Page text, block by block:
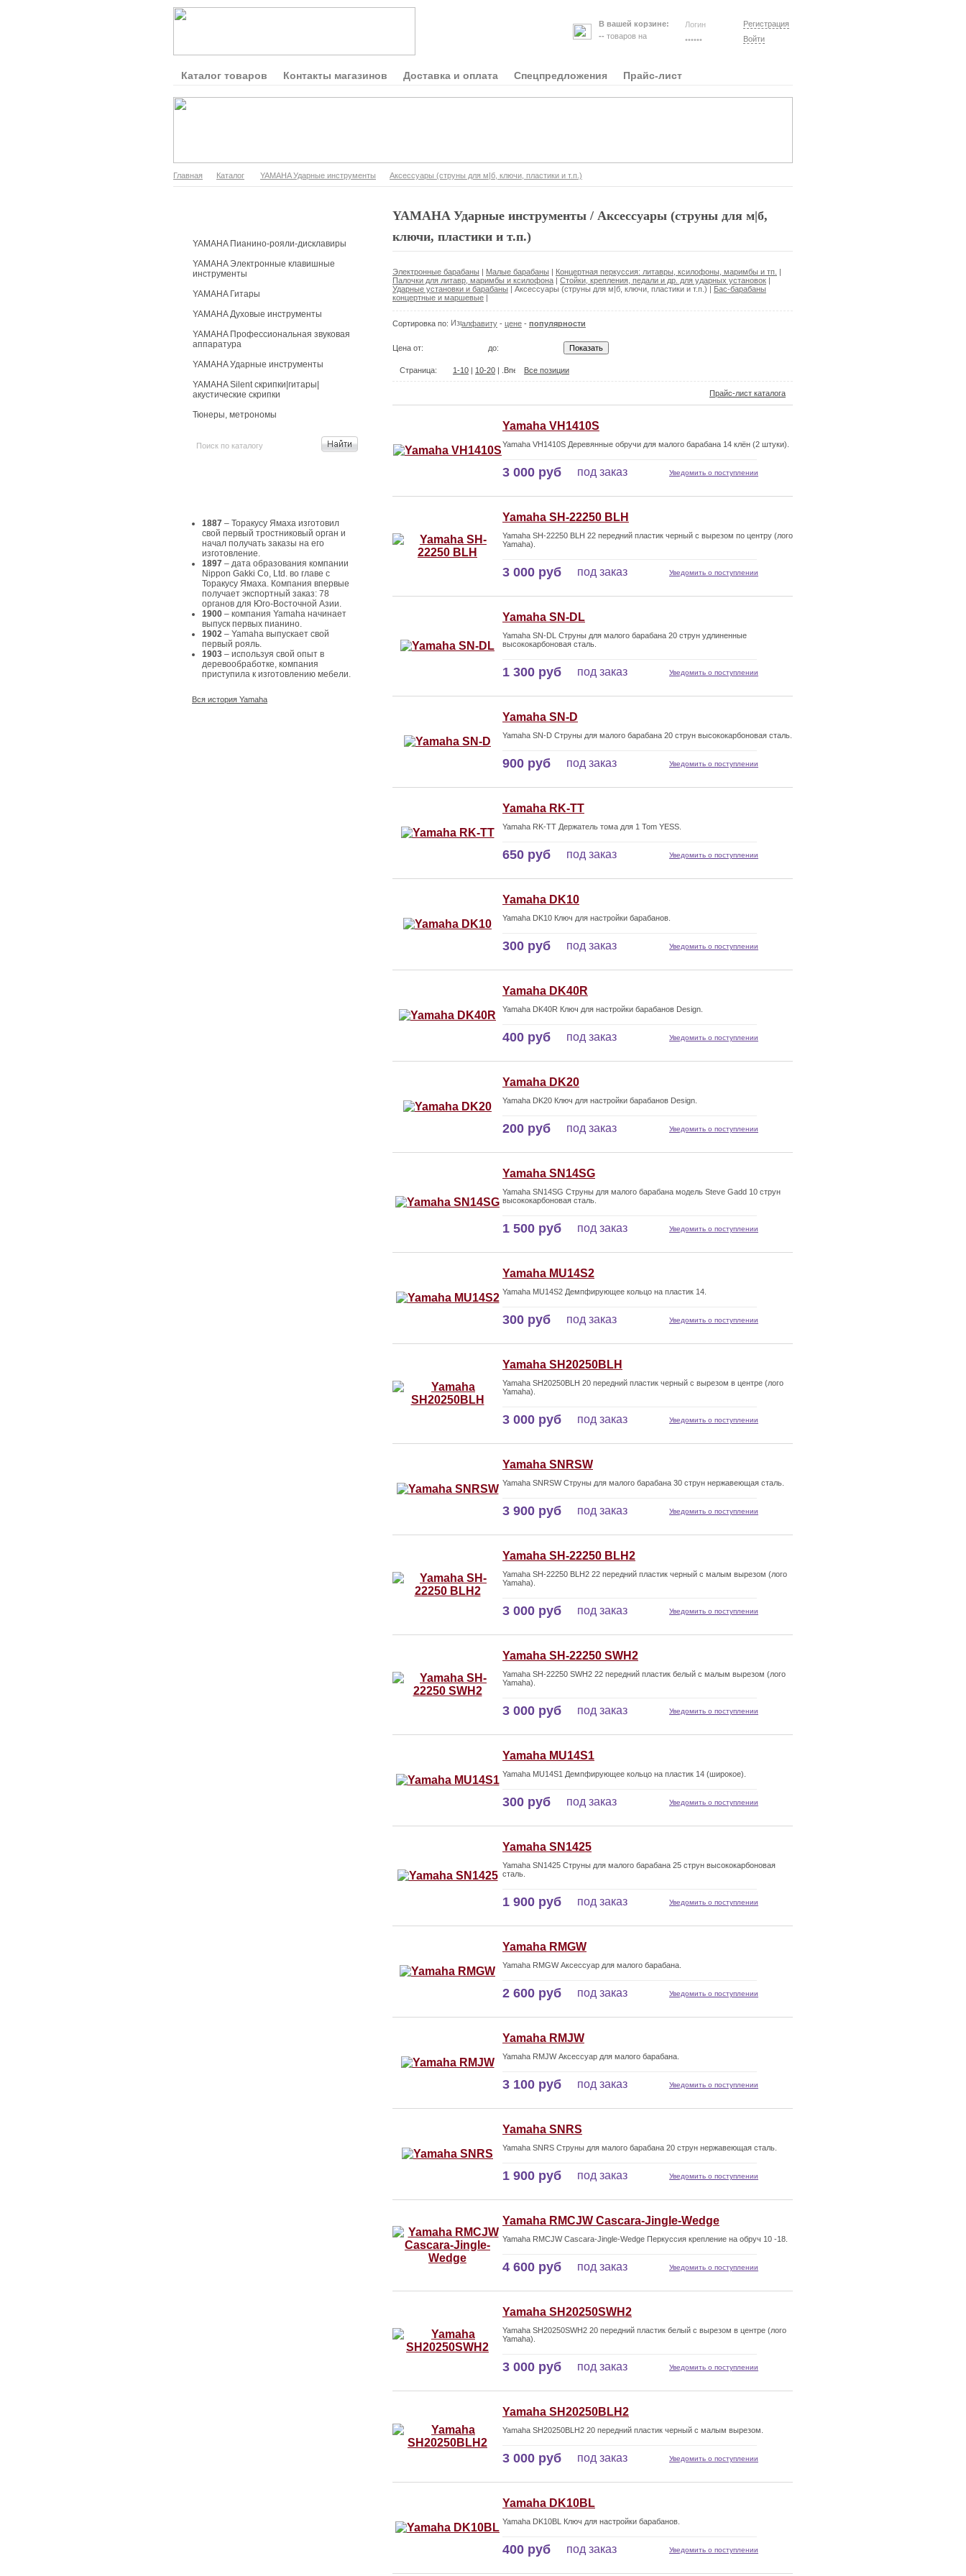
В вашей корзине:
-- товаров на
Регистрация
Войти
Каталог товаров Контакты магазинов Доставка и оплата Спецпредложения Прайс-лист
Главная Каталог YAMAHA Ударные инструменты Аксессуары (струны для м|б, ключи, пластики и т.п.)
YAMAHA Пианино-рояли-дисклавиры
YAMAHA Электронные клавишные
инструменты
YAMAHA Гитары
YAMAHA Духовые инструменты
YAMAHA Профессиональная звуковая
аппаратура
YAMAHA Ударные инструменты
YAMAHA Silent скрипки|гитары|
акустические скрипки
Тюнеры, метрономы
1887 – Торакусу Ямаха изготовил
свой первый тростниковый орган и
начал получать заказы на его
изготовление.
1897 – дата образования компании
Nippon Gakki Co, Ltd. во главе с
Торакусу Ямаха. Компания впервые
получает экспортный заказ: 78
органов для Юго-Восточной Азии.
1900 – компания Yamaha начинает
выпуск первых пианино.
1902 – Yamaha выпускает свой
первый рояль.
1903 – используя свой опыт в
деревообработке, компания
приступила к изготовлению мебели.
Вся история Yamaha
YAMAHA Ударные инструменты / Аксессуары (струны для м|б,
ключи, пластики и т.п.)
Электронные барабаны | Малые барабаны | Концертная перкуссия: литавры, ксилофоны, маримбы и тп. |
Палочки для литавр, маримбы и ксилофона | Стойки, крепления, педали и др. для ударных установок |
Ударные установки и барабаны | Аксессуары (струны для м|б, ключи, пластики и т.п.) | Бас-барабаны
концертные и маршевые |
Сортировка по: алфавиту - цене - популярности
Цена от: до:
Страница: 1-10 10-20 | . Все позиции
Прайс-лист каталога
Yamaha VH1410S
Yamaha VH1410S Деревянные обручи для малого барабана 14 клён (2 штуки).
3 000 руб под заказ Уведомить о поступлении
Yamaha SH-22250 BLH
Yamaha SH-22250 BLH 22 передний пластик черный с вырезом по центру (лого
Yamaha).
3 000 руб под заказ Уведомить о поступлении
Yamaha SN-DL
Yamaha SN-DL Струны для малого барабана 20 струн удлиненные
высококарбоновая сталь.
1 300 руб под заказ Уведомить о поступлении
Yamaha SN-D
Yamaha SN-D Струны для малого барабана 20 струн высококарбоновая сталь.
900 руб под заказ Уведомить о поступлении
Yamaha RK-TT
Yamaha RK-TT Держатель тома для 1 Tom YESS.
650 руб под заказ Уведомить о поступлении
Yamaha DK10
Yamaha DK10 Ключ для настройки барабанов.
300 руб под заказ Уведомить о поступлении
Yamaha DK40R
Yamaha DK40R Ключ для настройки барабанов Design.
400 руб под заказ Уведомить о поступлении
Yamaha DK20
Yamaha DK20 Ключ для настройки барабанов Design.
200 руб под заказ Уведомить о поступлении
Yamaha SN14SG
Yamaha SN14SG Струны для малого барабана модель Steve Gadd 10 струн
высококарбоновая сталь.
1 500 руб под заказ Уведомить о поступлении
Yamaha MU14S2
Yamaha MU14S2 Демпфирующее кольцо на пластик 14.
300 руб под заказ Уведомить о поступлении
Yamaha SH20250BLH
Yamaha SH20250BLH 20 передний пластик черный с вырезом в центре (лого
Yamaha).
3 000 руб под заказ Уведомить о поступлении
Yamaha SNRSW
Yamaha SNRSW Струны для малого барабана 30 струн нержавеющая сталь.
3 900 руб под заказ Уведомить о поступлении
Yamaha SH-22250 BLH2
Yamaha SH-22250 BLH2 22 передний пластик черный с малым вырезом (лого
Yamaha).
3 000 руб под заказ Уведомить о поступлении
Yamaha SH-22250 SWH2
Yamaha SH-22250 SWH2 22 передний пластик белый с малым вырезом (лого
Yamaha).
3 000 руб под заказ Уведомить о поступлении
Yamaha MU14S1
Yamaha MU14S1 Демпфирующее кольцо на пластик 14 (широкое).
300 руб под заказ Уведомить о поступлении
Yamaha SN1425
Yamaha SN1425 Струны для малого барабана 25 струн высококарбоновая
сталь.
1 900 руб под заказ Уведомить о поступлении
Yamaha RMGW
Yamaha RMGW Аксессуар для малого барабана.
2 600 руб под заказ Уведомить о поступлении
Yamaha RMJW
Yamaha RMJW Аксессуар для малого барабана.
3 100 руб под заказ Уведомить о поступлении
Yamaha SNRS
Yamaha SNRS Струны для малого барабана 20 струн нержавеющая сталь.
1 900 руб под заказ Уведомить о поступлении
Yamaha RMCJW Cascara-Jingle-Wedge
Yamaha RMCJW Cascara-Jingle-Wedge Перкуссия крепление на обруч 10 -18.
4 600 руб под заказ Уведомить о поступлении
Yamaha SH20250SWH2
Yamaha SH20250SWH2 20 передний пластик белый с вырезом в центре (лого
Yamaha).
3 000 руб под заказ Уведомить о поступлении
Yamaha SH20250BLH2
Yamaha SH20250BLH2 20 передний пластик черный с малым вырезом.
3 000 руб под заказ Уведомить о поступлении
Yamaha DK10BL
Yamaha DK10BL Ключ для настройки барабанов.
400 руб под заказ Уведомить о поступлении